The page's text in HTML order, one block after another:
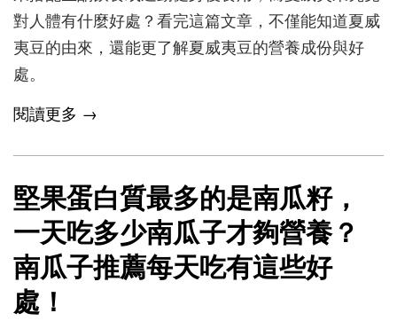
對人體有什麼好處？看完這篇文章，不僅能知道夏威
夷豆的由來，還能更了解夏威夷豆的營養成份與好
處。
閱讀更多 →
堅果蛋白質最多的是南瓜籽，
一天吃多少南瓜子才夠營養？
南瓜子推薦每天吃有這些好
處！